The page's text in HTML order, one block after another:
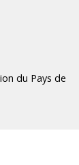
du Pays de